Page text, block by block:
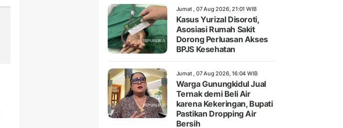
Jumat , 07 Aug 2026, 21:01 WIB
Kasus Yurizal Disoroti,
Asosiasi Rumah Sakit
Dorong Perluasan Akses
BPJS Kesehatan
Jumat , 07 Aug 2026, 16:04 WIB
Warga Gunungkidul Jual
Ternak demi Beli Air
karena Kekeringan, Bupati
Pastikan Dropping Air
Bersih